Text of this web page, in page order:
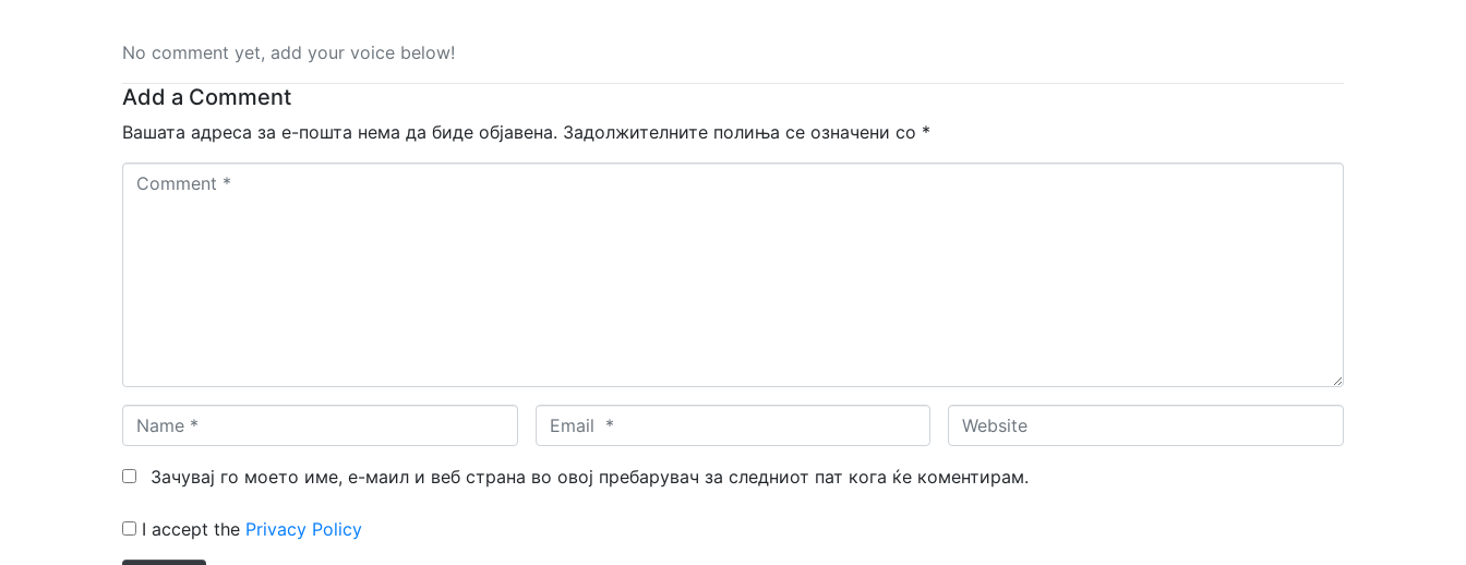
No comment yet, add your voice below!
Add a Comment
Вашата адреса за е-пошта нема да биде објавена. Задолжителните полиња се означени со *
Comment
Name
*
Email
*
Website
Зачувај го моето име, е-маил и веб страна во овој пребарувач за следниот пат кога ќе коментирам.
I accept the Privacy Policy